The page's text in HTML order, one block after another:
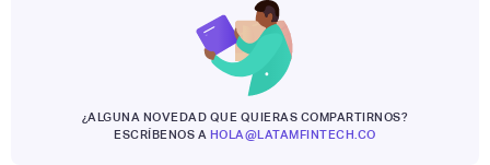
¿ALGUNA NOVEDAD QUE QUIERAS COMPARTIRNOS?
ESCRÍBENOS A HOLA@LATAMFINTECH.CO